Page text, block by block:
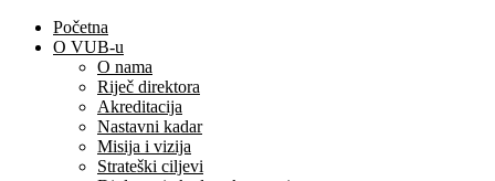
Početna
O VUB-u
O nama
Riječ direktora
Akreditacija
Nastavni kadar
Misija i vizija
Strateški ciljevi